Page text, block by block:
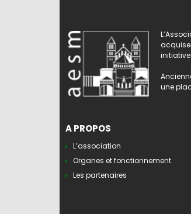
une
A PROPOS
L’association
Organes et fonctionnement
Les partenaires